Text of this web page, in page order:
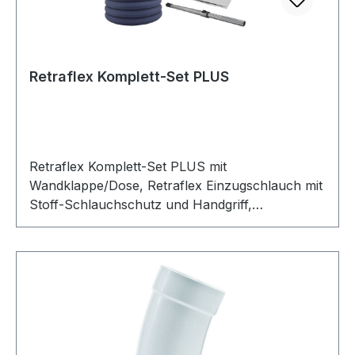
Retraflex Komplett-Set PLUS
Retraflex Komplett-Set PLUS mit
Wandklappe/Dose, Retraflex Einzugschlauch mit
Stoff-Schlauchschutz und Handgriff,
Teleskoprohr, Bürsten & Düsen Set Deluxe
Schlaucheinzug für Zentralstaubsaugeranlagen
von Retraflex ist ein geniales Konzept. Der
Saugschlauch zieht sich dabei nach seiner
Verwendung in ein eigens dafür vorgesehenes